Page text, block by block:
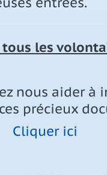
tous les
nous aider à
précieux
Cliquer ici